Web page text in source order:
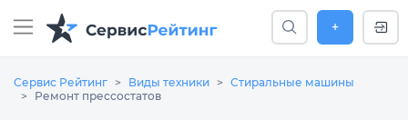
+
Сервис Рейтинг Виды техники
Стиральные машины
Ремонт прессостатов